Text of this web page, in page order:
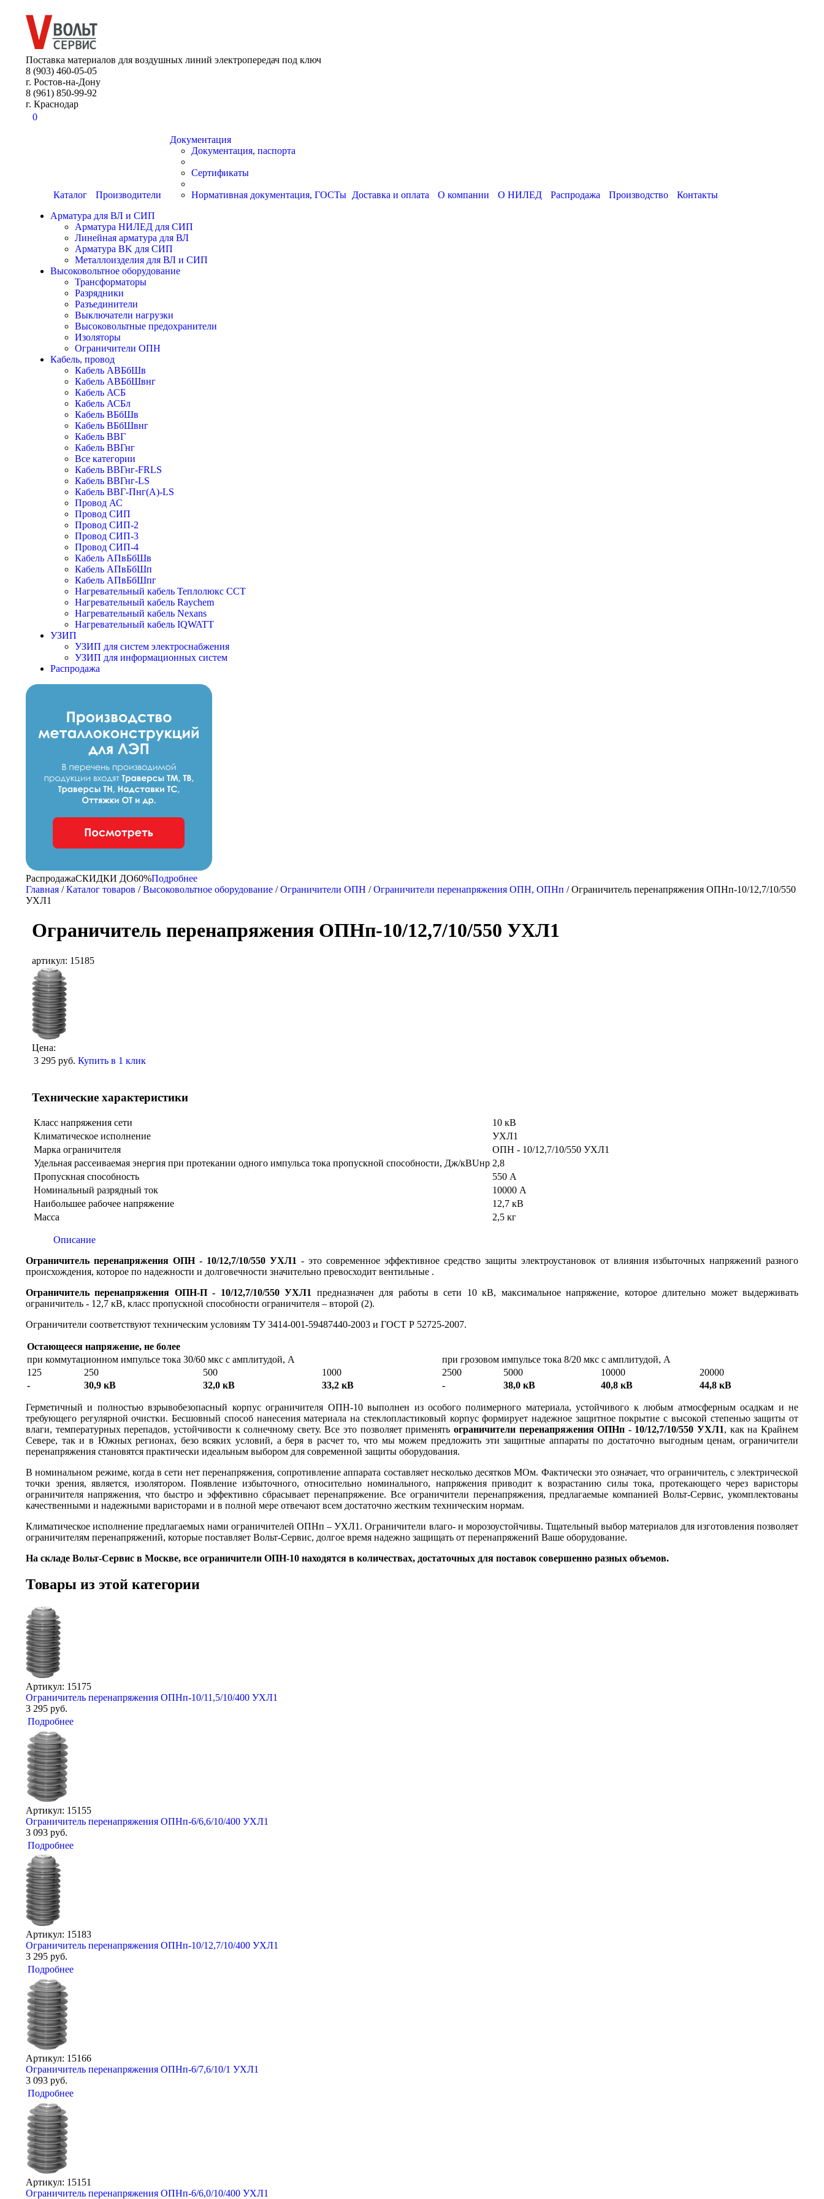
Поставка материалов для воздушных линий электропередач под ключ
8 (903) 460-05-05
г. Ростов-на-Дону
8 (961) 850-99-92
г. Краснодар
0
Каталог Производители
Документация
Документация, паспорта
Сертификаты
Нормативная документация, ГОСТы Доставка и оплата О компании О НИЛЕД Распродажа Производство
Контакты
Арматура для ВЛ и СИП
Арматура НИЛЕД для СИП
Линейная арматура для ВЛ
Арматура BK для СИП
Металлоизделия для ВЛ и СИП
Высоковольтное оборудование
Трансформаторы
Разрядники
Разъединители
Выключатели нагрузки
Высоковольтные предохранители
Изоляторы
Ограничители ОПН
Кабель, провод
Кабель АВБбШв
Кабель АВБбШвнг
Кабель АСБ
Кабель АСБл
Кабель ВБбШв
Кабель ВБбШвнг
Кабель ВВГ
Кабель ВВГнг
Все категории
Кабель ВВГнг-FRLS
Кабель ВВГнг-LS
Кабель ВВГ-Пнг(А)-LS
Провод АС
Провод СИП
Провод СИП-2
Провод СИП-3
Провод СИП-4
Кабель АПвБбШв
Кабель АПвБбШп
Кабель АПвБбШпг
Нагревательный кабель Теплолюкс ССТ
Нагревательный кабель Raychem
Нагревательный кабель Nexans
Нагревательный кабель IQWATT
УЗИП
УЗИП для систем электроснабжения
УЗИП для информационных систем
Распродажа
РаспродажаCКИДКИ ДО60%Подробнее
Главная /Каталог товаров /Высоковольтное оборудование /Ограничители ОПН /Ограничители перенапряжения ОПН, ОПНп /Ограничитель перенапряжения ОПНп-10/12,7/10/550
УХЛ1
Ограничитель перенапряжения ОПНп-10/12,7/10/550 УХЛ1
артикул: 15185
Цена:
3 295 руб. Купить в 1 клик
Технические характеристики
Класс напряжения сети
10 кВ
Климатическое исполнение
УХЛ1
Марка ограничителя
ОПН - 10/12,7/10/550 УХЛ1
Удельная рассеиваемая энергия при протекании одного импульса тока пропускной способности, Дж/кВUнр 2,8
Пропускная способность
550 А
Номинальный разрядный ток
10000 А
Наибольшее рабочее напряжение
12,7 кВ
Масса
2,5 кг
Описание
Ограничитель перенапряжения ОПН - 10/12,7/10/550 УХЛ1 - это современное эффективное средство защиты электроустановок от влияния избыточных напряжений разного
происхождения, которое по надежности и долговечности значительно превосходит вентильные .
Ограничитель перенапряжения ОПН-П - 10/12,7/10/550 УХЛ1
предназначен для работы в сети 10 кВ, максимальное напряжение, которое длительно может выдерживать
ограничитель - 12,7 кВ, класс пропускной способности ограничителя – второй (2).
Ограничители соответствуют техническим условиям ТУ 3414-001-59487440-2003 и ГОСТ Р 52725-2007.
Остающееся напряжение, не более
при коммутационном импульсе тока 30/60 мкс с амплитудой, А
при грозовом импульсе тока 8/20 мкс с амплитудой, А
125
250 500 1000 2500 5000 10000
20000
-
30,9 кВ 32,0 кВ 33,2 кВ - 38,0 кВ 40,8 кВ 44,8 кВ
Герметичный и полностью взрывобезопасный корпус ограничителя ОПН-10 выполнен из особого полимерного материала, устойчивого к любым атмосферным осадкам и не
требующего регулярной очистки. Бесшовный способ нанесения материала на стеклопластиковый корпус формирует надежное защитное покрытие с высокой степенью защиты от
влаги, температурных перепадов, устойчивости к солнечному свету. Все это позволяет применять ограничители перенапряжения ОПНп - 10/12,7/10/550 УХЛ1, как на Крайнем
Севере, так и в Южных регионах, безо всяких условий, а беря в расчет то, что мы можем предложить эти защитные аппараты по достаточно выгодным ценам, ограничители
перенапряжения становятся практически идеальным выбором для современной защиты оборудования.
В номинальном режиме, когда в сети нет перенапряжения, сопротивление аппарата составляет несколько десятков МОм. Фактически это означает, что ограничитель, с электрической
точки зрения, является, изолятором. Появление избыточного, относительно номинального, напряжения приводит к возрастанию силы тока, протекающего через варисторы
ограничителя напряжения, что быстро и эффективно сбрасывает перенапряжение. Все ограничители перенапряжения, предлагаемые компанией Вольт-Сервис, укомплектованы
качественными и надежными варисторами и в полной мере отвечают всем достаточно жестким техническим нормам.
Климатическое исполнение предлагаемых нами ограничителей ОПНп – УХЛ1. Ограничители влаго- и морозоустойчивы. Тщательный выбор материалов для изготовления позволяет
ограничителям перенапряжений, которые поставляет Вольт-Сервис, долгое время надежно защищать от перенапряжений Ваше оборудование.
На складе Вольт-Сервис в Москве, все ограничители ОПН-10 находятся в количествах, достаточных для поставок совершенно разных объемов.
Товары из этой категории
Артикул: 15175
Ограничитель перенапряжения ОПНп-10/11,5/10/400 УХЛ1
3 295 руб.
Подробнее
Артикул: 15155
Ограничитель перенапряжения ОПНп-6/6,6/10/400 УХЛ1
3 093 руб.
Подробнее
Артикул: 15183
Ограничитель перенапряжения ОПНп-10/12,7/10/400 УХЛ1
3 295 руб.
Подробнее
Артикул: 15166
Ограничитель перенапряжения ОПНп-6/7,6/10/1 УХЛ1
3 093 руб.
Подробнее
Артикул: 15151
Ограничитель перенапряжения ОПНп-6/6,0/10/400 УХЛ1